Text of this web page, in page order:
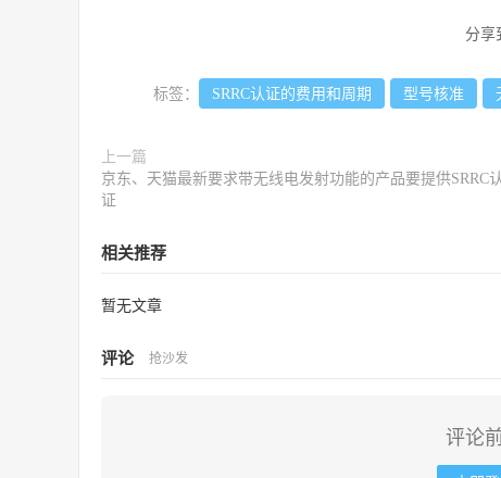
分享
标签： SRRC认证的费用和周期 型号核准
上一篇
京东、天猫最新要求带无线电发射功能的产品要提供SRRC认
证
相关推荐
暂无文章
评论 抢沙发
评论